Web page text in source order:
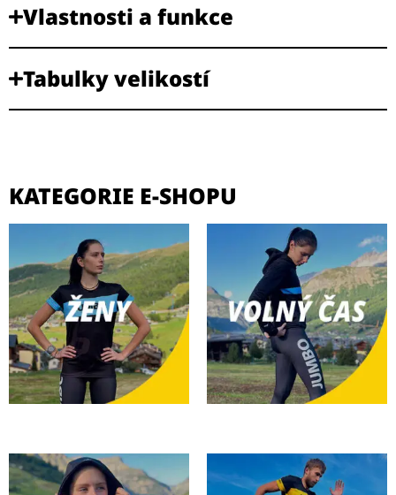
Vlastnosti a funkce
Tabulky velikostí
KATEGORIE E-SHOPU